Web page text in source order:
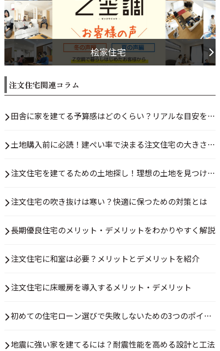
桧家住宅
注文住宅関連コラム
田舎に家を建てる予算感はどのくらい？リアルな目安を解
説
土地購入前に必読！建ぺい率で決まる注文住宅の大きさと
は？
注文住宅を建てるための土地探し！理想の土地を見つける
方法とは
注文住宅の吹き抜けは寒い？快適に保つための対策とは
長期優良住宅のメリット・デメリットをわかりやすく解説
注文住宅に和室は必要？メリットとデメリットを紹介
注文住宅に床暖房を導入するメリット・デメリット
初めての住宅ローン選びで失敗しないための3つのポイン
ト
地震に強い家を建てるには？耐震性能を高める設計と工法